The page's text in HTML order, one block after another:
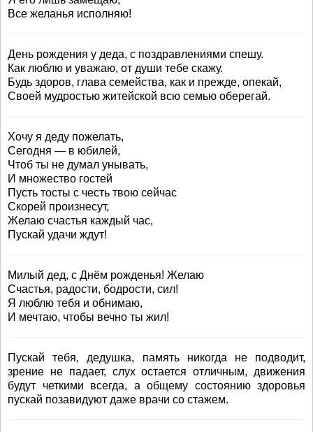
Все желанья исполняю!
День рождения у деда, с поздравлениями спешу.
Как люблю и уважаю, от души тебе скажу.
Будь здоров, глава семейства, как и прежде, опекай,
Своей мудростью житейской всю семью оберегай.
Хочу я деду пожелать,
Сегодня — в юбилей,
Чтоб ты не думал унывать,
И множество гостей
Пусть тосты с честь твою сейчас
Скорей произнесут,
Желаю счастья каждый час,
Пускай удачи ждут!
Милый дед, с Днём рожденья! Желаю
Счастья, радости, бодрости, сил!
Я люблю тебя и обнимаю,
И мечтаю, чтобы вечно ты жил!
Пускай тебя, дедушка, память никогда не подводит,
зрение не падает, слух остается отличным, движения
будут четкими всегда, а общему состоянию здоровья
пускай позавидуют даже врачи со стажем.